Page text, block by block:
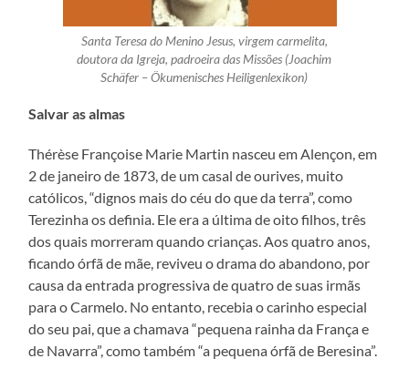
Santa Teresa do Menino Jesus, virgem carmelita,
doutora da Igreja, padroeira das Missões (Joachim
Schäfer – Ökumenisches Heiligenlexikon)
Salvar as almas
Thérèse Françoise Marie Martin nasceu em Alençon, em
2 de janeiro de 1873, de um casal de ourives, muito
católicos, “dignos mais do céu do que da terra”, como
Terezinha os definia. Ele era a última de oito filhos, três
dos quais morreram quando crianças. Aos quatro anos,
ficando órfã de mãe, reviveu o drama do abandono, por
causa da entrada progressiva de quatro de suas irmãs
para o Carmelo. No entanto, recebia o carinho especial
do seu pai, que a chamava “pequena rainha da França e
de Navarra”, como também “a pequena órfã de Beresina”.